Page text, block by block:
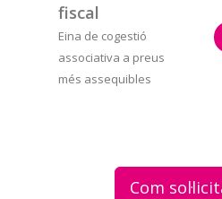
fiscal
Eina de cogestió
associativa a preus
més assequibles
Com